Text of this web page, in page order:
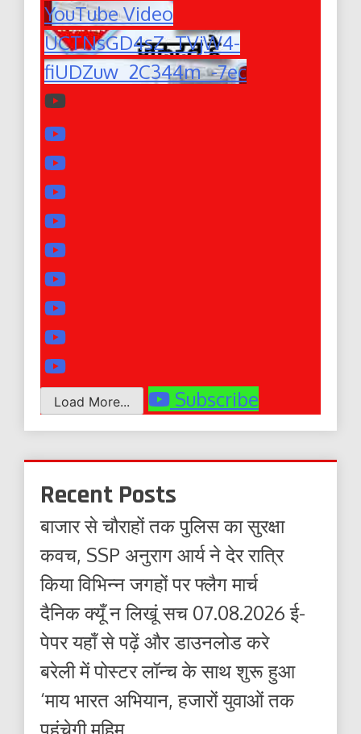
YouTube Video
UCTNsGD4sZ_TVjW4-
fiUDZuw_2C344m_-7ec
Load More... Subscribe
Recent Posts
बाजार से चौराहों तक पुलिस का सुरक्षा
कवच, SSP अनुराग आर्य ने देर रात्रि
किया विभिन्न जगहों पर फ्लैग मार्च
दैनिक क्यूँ न लिखूं सच 07.08.2026 ई-
पेपर यहाँ से पढ़ें और डाउनलोड करे
बरेली में पोस्टर लॉन्च के साथ शुरू हुआ
‘माय भारत अभियान, हजारों युवाओं तक
पहुंचेगी मुहिम